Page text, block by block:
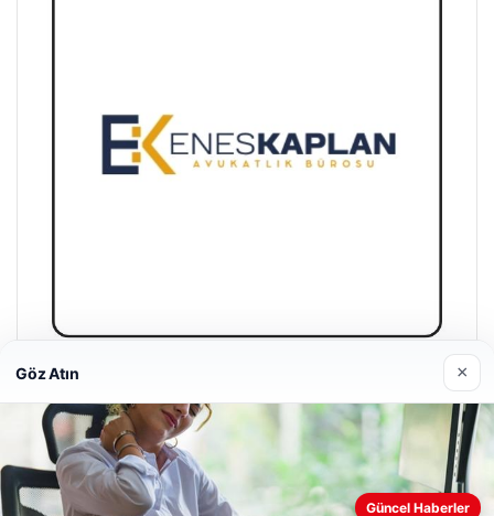
Enes Kaplan Avukatlık Bürosu
28/04/2026
Göz Atın ×
Güncel Haberler